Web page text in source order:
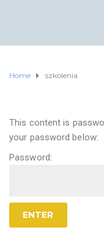
Home szkolenia
This content is
your password below:
Password: